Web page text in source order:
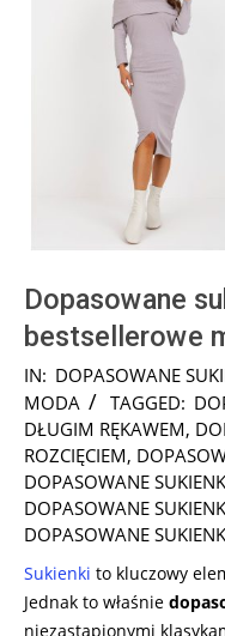
Dopasowane
bestsellerowe
2024-
02-
08
IN: DOPASOWANE
MODA
TAGGED:
DŁUGIM RĘKAWEM,
ROZCIĘCIEM,
DOPASOWANE
DOPASOWANE
DOPASOWANE
Sukienki to kluczowy
Jednak to właśnie
niezastąpionymi